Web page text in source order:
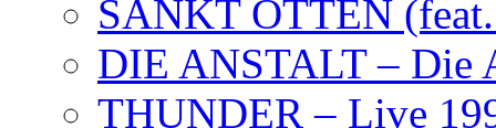
SANKT OTTEN
DIE ANSTALT – Die
THUNDER – Live